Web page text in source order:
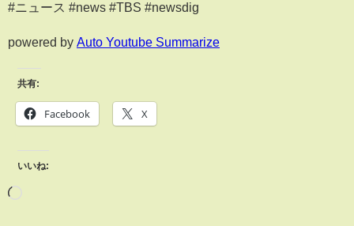
#ニュース #news #TBS #newsdig
powered by Auto Youtube Summarize
共有:
Facebook X
いいね: